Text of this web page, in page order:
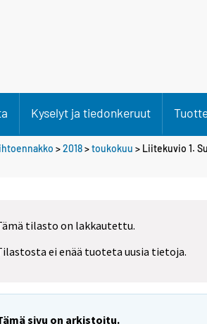
Kyselyt ja tiedonkeruut
>2018>toukokuu > Liitekuvio 1.
tilasto on lakkautettu.
ei enää tuoteta uusia tietoja.
sivu on arkistoitu.